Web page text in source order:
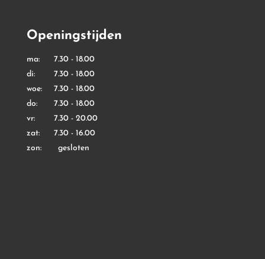
Openingstijden
ma: 7.30 - 18.00
di: 7.30 - 18.00
woe: 7.30 - 18.00
do: 7.30 - 18.00
vr: 7.30 - 20.00
zat: 7.30 - 16.00
zon: gesloten